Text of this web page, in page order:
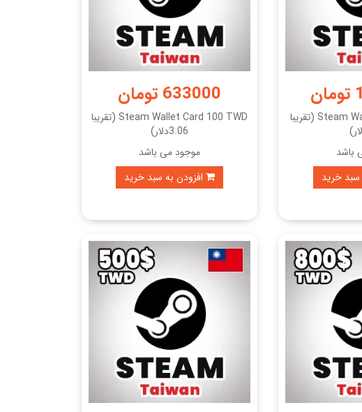
633000 تومان
Steam Wallet Card 100 TWD (تقریبا
3.06دلار)
موجود می باشد
افزودن به سبد خرید
Steam Wallet Card 150TWD (تقریبا
باشد
سبد خرید